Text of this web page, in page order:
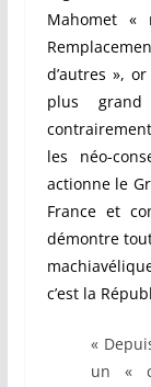
Mahomet «
d’autres »,
plus grand
les néo-
actionne le
France et
démontre
c’est la
«
un «